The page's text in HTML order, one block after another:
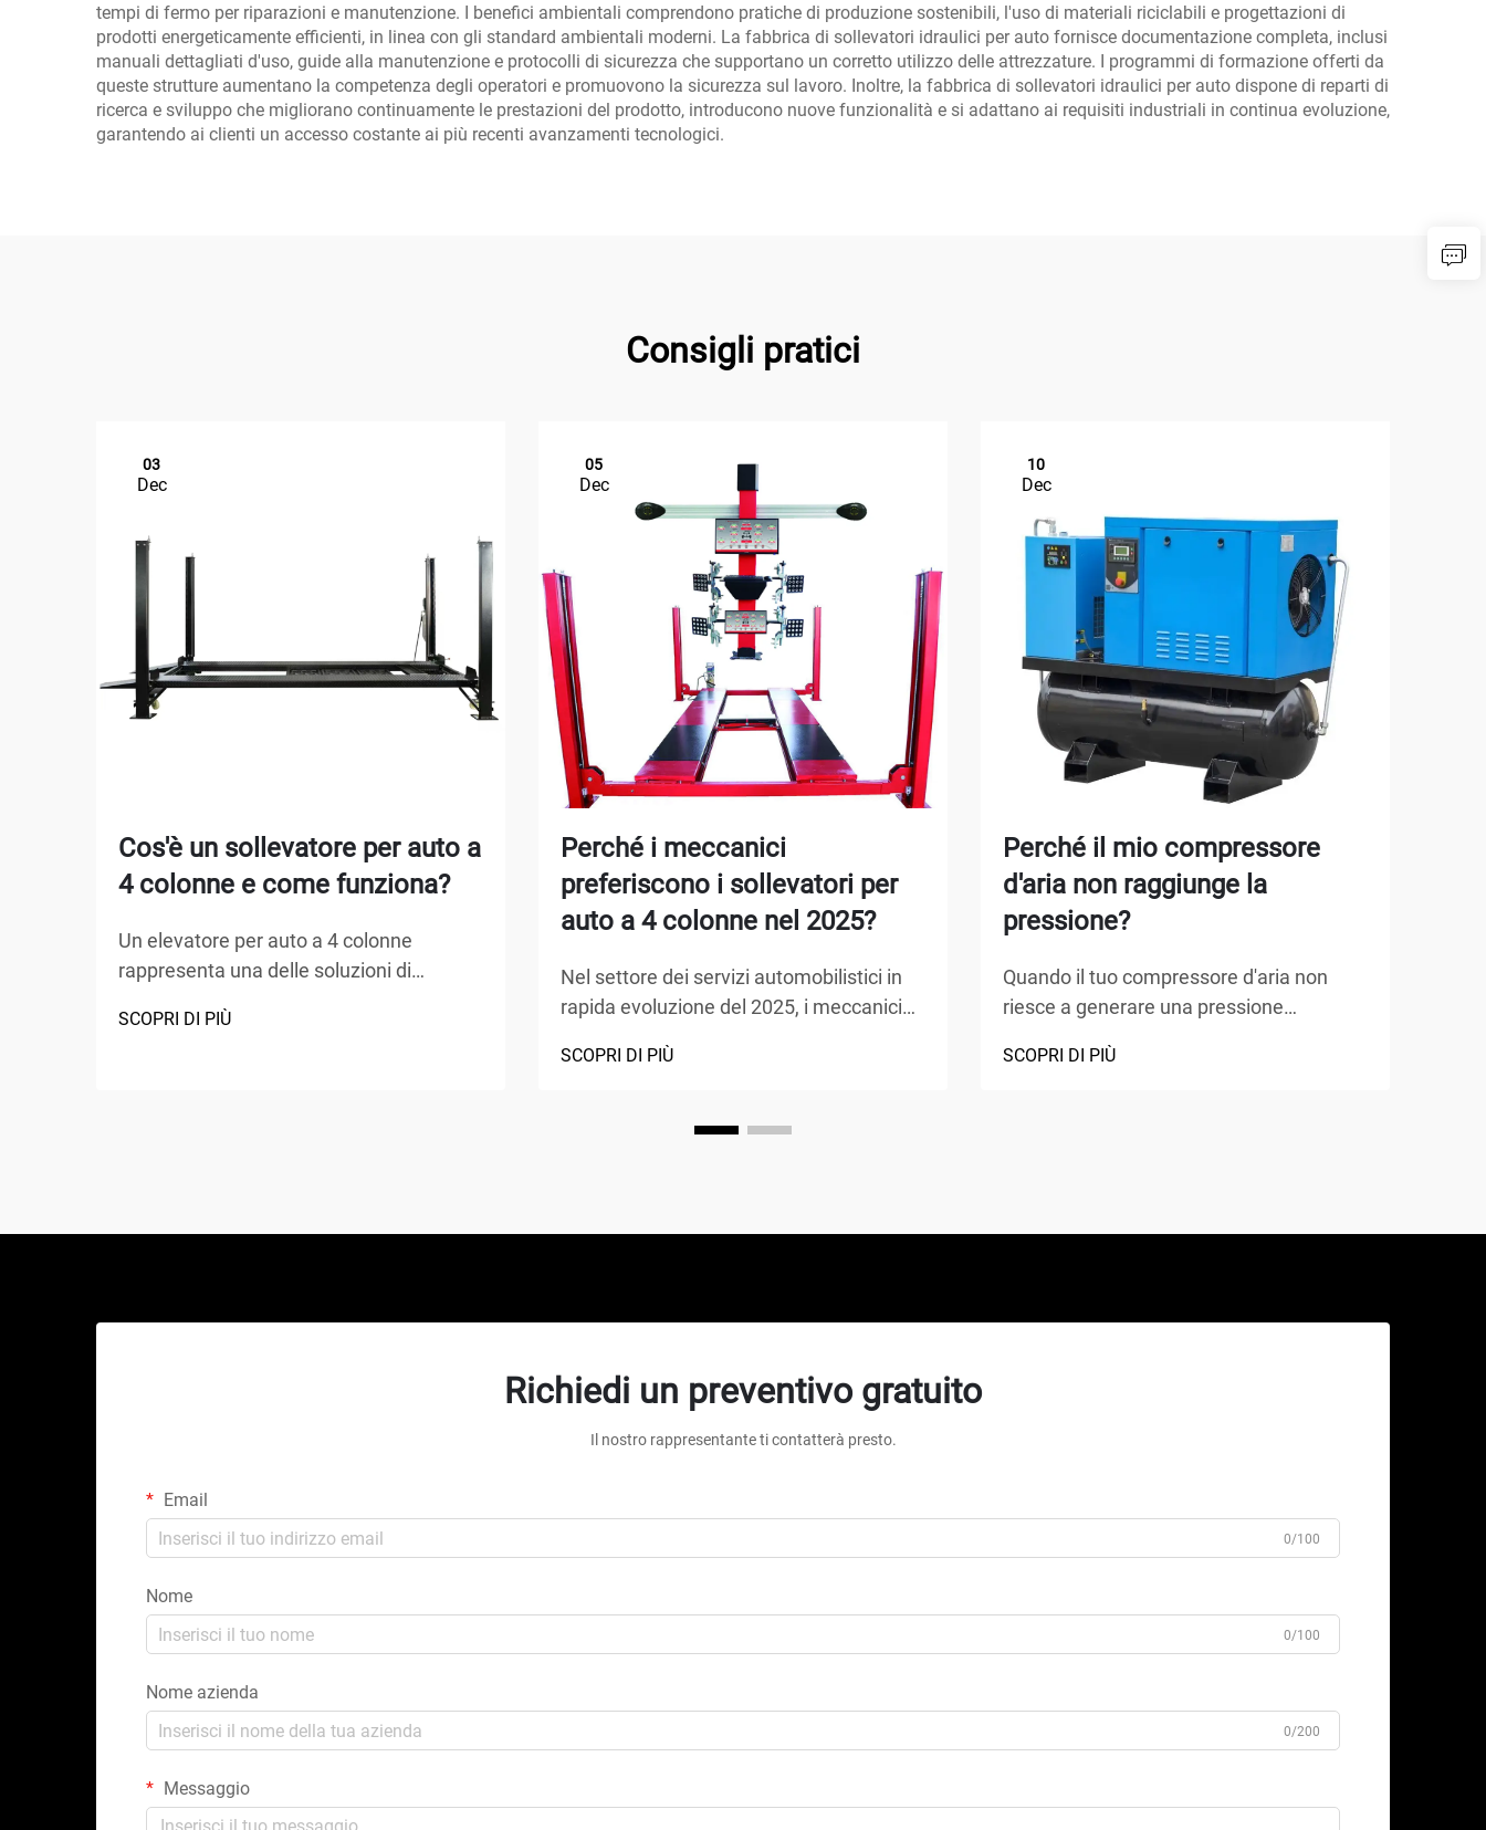
tempi di fermo per riparazioni e manutenzione. I benefici ambientali comprendono pratiche di produzione sostenibili, l'uso di materiali riciclabili e progettazioni di
prodotti energeticamente efficienti, in linea con gli standard ambientali moderni. La fabbrica di sollevatori idraulici per auto fornisce documentazione completa, inclusi
manuali dettagliati d'uso, guide alla manutenzione e protocolli di sicurezza che supportano un corretto utilizzo delle attrezzature. I programmi di formazione offerti da
queste strutture aumentano la competenza degli operatori e promuovono la sicurezza sul lavoro. Inoltre, la fabbrica di sollevatori idraulici per auto dispone di reparti di
ricerca e sviluppo che migliorano continuamente le prestazioni del prodotto, introducono nuove funzionalità e si adattano ai requisiti industriali in continua evoluzione,
garantendo ai clienti un accesso costante ai più recenti avanzamenti tecnologici.
Consigli pratici
03
Dec
Cos'è un sollevatore per auto a
4 colonne e come funziona?
Un elevatore per auto a 4 colonne
rappresenta una delle soluzioni di
adottate nei centri di assistenza
SCOPRI DI PIÙ
05
Dec
Perché i meccanici
preferiscono i sollevatori per
auto a 4 colonne nel 2025?
Nel settore dei servizi automobilistici in
rapida evoluzione del 2025, i meccanici
avanzate che massimizzano l'efficienza
sollevatore a 4 colonne si è affermato
SCOPRI DI PIÙ
10
Dec
Perché il mio compressore
d'aria non raggiunge la
pressione?
Quando il tuo compressore d'aria non
riesce a generare una pressione
operazione. Questo problema frustrante
SCOPRI DI PIÙ
Richiedi un preventivo gratuito
Il nostro rappresentante ti contatterà presto.
Email
0/100
Nome
0/100
Nome azienda
0/200
Messaggio